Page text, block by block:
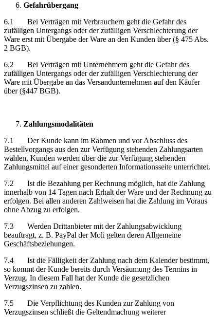
Gefahrübergang
6.1 Bei Verträgen mit Verbrauchern geht die Gefahr des
zufälligen Untergangs oder der zufälligen Verschlechterung der
Ware erst mit Übergabe der Ware an den Kunden über (§ 475 Abs.
2 BGB).
6.2 Bei Verträgen mit Unternehmern geht die Gefahr des
zufälligen Untergangs oder der zufälligen Verschlechterung der
Ware mit Übergabe an das Versandunternehmen auf den Käufer
über (§447 BGB).
Zahlungsmodalitäten
7.1 Der Kunde kann im Rahmen und vor Abschluss des
Bestellvorgangs aus den zur Verfügung stehenden Zahlungsarten
wählen. Kunden werden über die zur Verfügung stehenden
Zahlungsmittel auf einer gesonderten Informationsseite unterrichtet.
7.2 Ist die Bezahlung per Rechnung möglich, hat die Zahlung
innerhalb von 14 Tagen nach Erhalt der Ware und der Rechnung zu
erfolgen. Bei allen anderen Zahlweisen hat die Zahlung im Voraus
ohne Abzug zu erfolgen.
7.3 Werden Drittanbieter mit der Zahlungsabwicklung
beauftragt, z. B. PayPal der Moli gelten deren Allgemeine
Geschäftsbeziehungen.
7.4 Ist die Fälligkeit der Zahlung nach dem Kalender bestimmt,
so kommt der Kunde bereits durch Versäumung des Termins in
Verzug. In diesem Fall hat der Kunde die gesetzlichen
Verzugszinsen zu zahlen.
7.5 Die Verpflichtung des Kunden zur Zahlung von
Verzugszinsen schließt die Geltendmachung weiterer